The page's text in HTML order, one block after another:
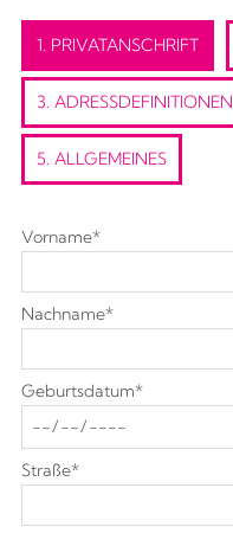
1. PRIVATANSCHRIFT
3. ADRESSDEFINITIONEN
5. ALLGEMEINES
Vorname*
Nachname*
Geburtsdatum*
Straße*